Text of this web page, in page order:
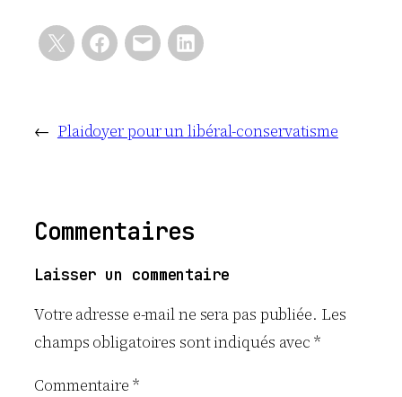
← Plaidoyer pour un libéral-conservatisme
Commentaires
Laisser un commentaire
Votre adresse e-mail ne sera pas publiée. Les
champs obligatoires sont indiqués avec*
Commentaire *